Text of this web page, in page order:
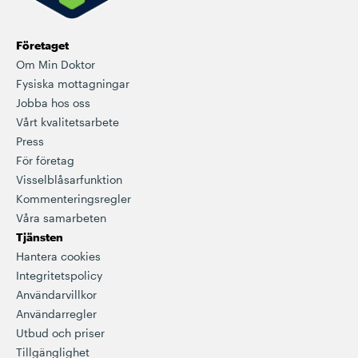
Företaget
Om Min Doktor
Fysiska mottagningar
Jobba hos oss
Vårt kvalitetsarbete
Press
För företag
Visselblåsarfunktion
Kommenteringsregler
Våra samarbeten
Tjänsten
Hantera cookies
Integritetspolicy
Användarvillkor
Användarregler
Utbud och priser
Tillgänglighet